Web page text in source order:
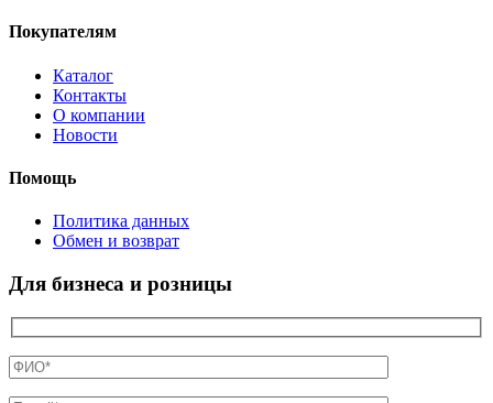
Покупателям
Каталог
Контакты
О компании
Новости
Помощь
Политика данных
Обмен и возврат
Для бизнеса и розницы